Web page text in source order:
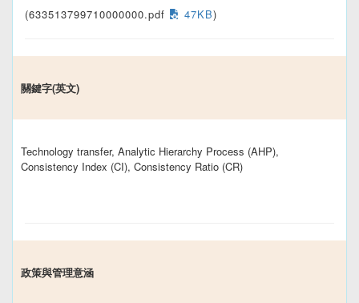
(633513799710000000.pdf
47KB)
關鍵字(英文)
Technology transfer, Analytic Hierarchy Process (AHP),
Consistency Index (CI), Consistency Ratio (CR)
政策與管理意涵